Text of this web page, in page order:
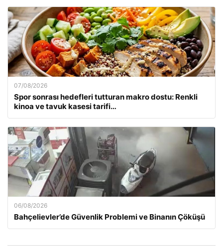
07/08/2026
Spor sonrası hedefleri tutturan makro dostu: Renkli
kinoa ve tavuk kasesi tarifi…
06/08/2026
Bahçelievler’de Güvenlik Problemi ve Binanın Çöküşü